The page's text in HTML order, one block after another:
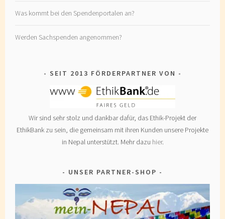
Was kommt bei den Spendenportalen an?
Werden Sachspenden angenommen?
SEIT 2013 FÖRDERPARTNER VON
Wir sind sehr stolz und dankbar dafür, das Ethik-Projekt der
EthikBank zu sein, die gemeinsam mit ihren Kunden unsere Projekte
in Nepal unterstützt. Mehr dazu hier.
UNSER PARTNER-SHOP